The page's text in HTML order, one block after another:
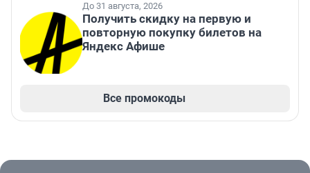
До 31 августа, 2026
Получить скидку на первую и
повторную покупку билетов на
Яндекс Афише
Все промокоды